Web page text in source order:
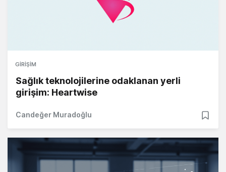
GIRIŞIM
Sağlık teknolojilerine odaklanan yerli
girişim: Heartwise
Candeğer Muradoğlu